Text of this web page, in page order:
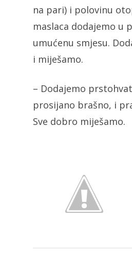
na pari) i polovinu
maslaca dodajemo u
umućenu smjesu.
i miješamo.
– Dodajemo
prosijano brašno, i
Sve dobro miješamo.